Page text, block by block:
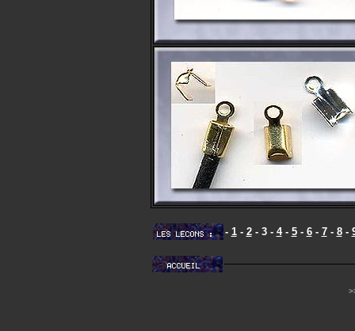
- 1- 2- 3 - 4- 5- 6- 7- 8-